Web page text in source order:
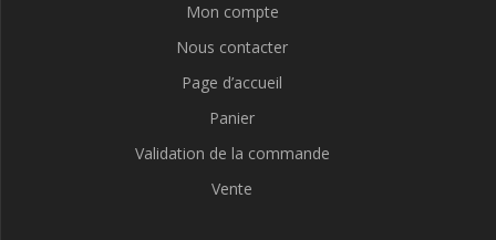
Mon compte
Nous contacter
Page d’accueil
Panier
Validation de la commande
Vente